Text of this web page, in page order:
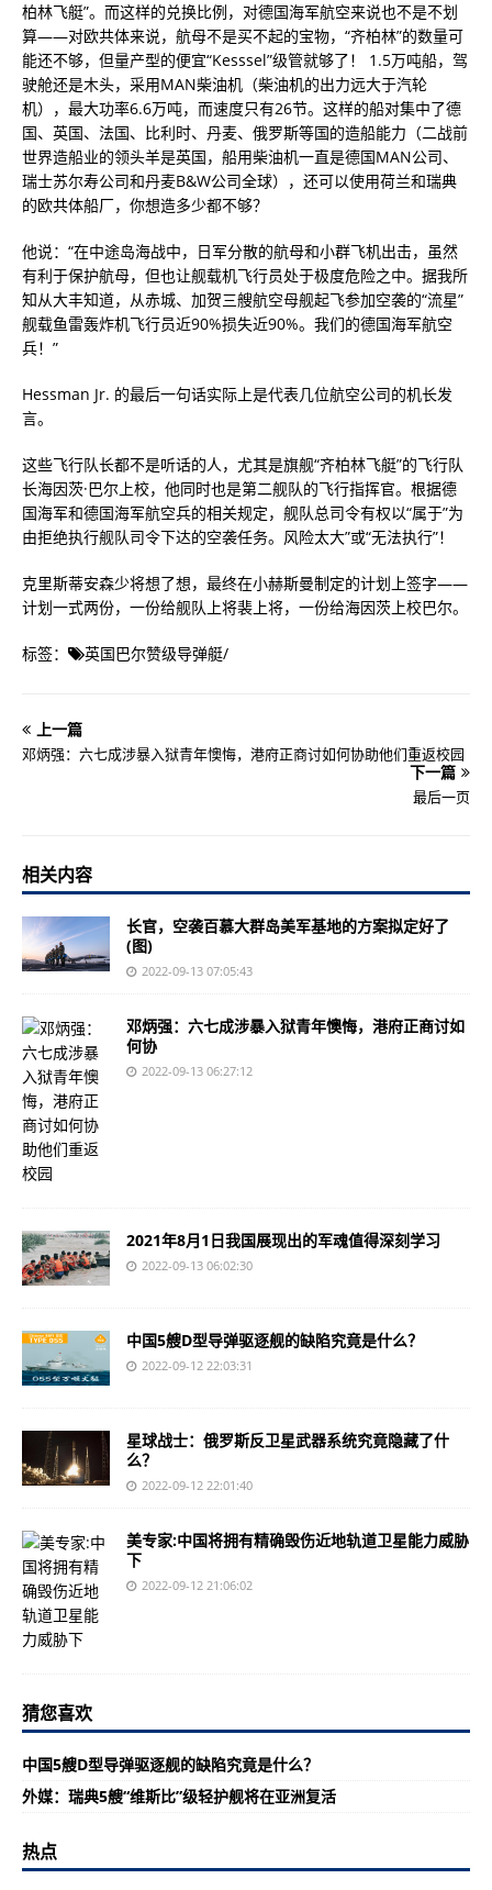
柏林飞艇”。而这样的兑换比例，对德国海军航空来说也不是不划
算——对欧共体来说，航母不是买不起的宝物，“齐柏林”的数量可
能还不够，但量产型的便宜“Kesssel”级管就够了！ 1.5万吨船，驾
驶舱还是木头，采用MAN柴油机（柴油机的出力远大于汽轮
机），最大功率6.6万吨，而速度只有26节。这样的船对集中了德
国、英国、法国、比利时、丹麦、俄罗斯等国的造船能力（二战前
世界造船业的领头羊是英国，船用柴油机一直是德国MAN公司、
瑞士苏尔寿公司和丹麦B&W公司全球），还可以使用荷兰和瑞典
的欧共体船厂，你想造多少都不够？
他说：“在中途岛海战中，日军分散的航母和小群飞机出击，虽然
有利于保护航母，但也让舰载机飞行员处于极度危险之中。据我所
知从大丰知道，从赤城、加贺三艘航空母舰起飞参加空袭的“流星”
舰载鱼雷轰炸机飞行员近90%损失近90%。我们的德国海军航空
兵！”
Hessman Jr. 的最后一句话实际上是代表几位航空公司的机长发
言。
这些飞行队长都不是听话的人，尤其是旗舰“齐柏林飞艇”的飞行队
长海因茨·巴尔上校，他同时也是第二舰队的飞行指挥官。根据德
国海军和德国海军航空兵的相关规定，舰队总司令有权以“属于”为
由拒绝执行舰队司令下达的空袭任务。风险太大”或“无法执行”！
克里斯蒂安森少将想了想，最终在小赫斯曼制定的计划上签字——
计划一式两份，一份给舰队上将裴上将，一份给海因茨上校巴尔。
标签： 英国巴尔赞级导弹艇/
上一篇
邓炳强：六七成涉暴入狱青年懊悔，港府正商讨如何协助他们重返校园
下一篇
最后一页
相关内容
长官，空袭百慕大群岛美军基地的方案拟定好了
(图)
2022-09-13 07:05:43
邓炳强：六七成涉暴入狱青年懊悔，港府正商讨如
何协
2022-09-13 06:27:12
2021年8月1日我国展现出的军魂值得深刻学习
2022-09-13 06:02:30
中国5艘D型导弹驱逐舰的缺陷究竟是什么？
2022-09-12 22:03:31
星球战士：俄罗斯反卫星武器系统究竟隐藏了什
么？
2022-09-12 22:01:40
美专家:中国将拥有精确毁伤近地轨道卫星能力威胁
下
2022-09-12 21:06:02
猜您喜欢
中国5艘D型导弹驱逐舰的缺陷究竟是什么？
外媒：瑞典5艘“维斯比”级轻护舰将在亚洲复活
热点